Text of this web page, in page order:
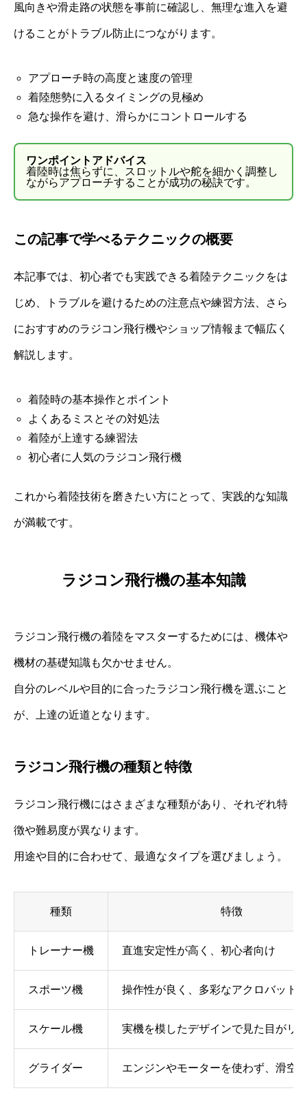
風向きや滑走路の状態を事前に確認し、無理な進入を避
けることがトラブル防止につながります。
アプローチ時の高度と速度の管理
着陸態勢に入るタイミングの見極め
急な操作を避け、滑らかにコントロールする
ワンポイントアドバイス
着陸時は焦らずに、スロットルや舵を細かく調整し
ながらアプローチすることが成功の秘訣です。
この記事で学べるテクニックの概要
本記事では、初心者でも実践できる着陸テクニックをは
じめ、トラブルを避けるための注意点や練習方法、さら
におすすめのラジコン飛行機やショップ情報まで幅広く
解説します。
着陸時の基本操作とポイント
よくあるミスとその対処法
着陸が上達する練習法
初心者に人気のラジコン飛行機
これから着陸技術を磨きたい方にとって、実践的な知識
が満載です。
ラジコン飛行機の基本知識
ラジコン飛行機の着陸をマスターするためには、機体や
機材の基礎知識も欠かせません。
自分のレベルや目的に合ったラジコン飛行機を選ぶこと
が、上達の近道となります。
ラジコン飛行機の種類と特徴
ラジコン飛行機にはさまざまな種類があり、それぞれ特
徴や難易度が異なります。
用途や目的に合わせて、最適なタイプを選びましょう。
種類 特徴
トレーナー機 直進安定性が高く、初心者向け
スポーツ機 操作性が良く、多彩なアクロバット
スケール機 実機を模したデザインで見た目がリ
グライダー エンジンやモーターを使わず、滑空